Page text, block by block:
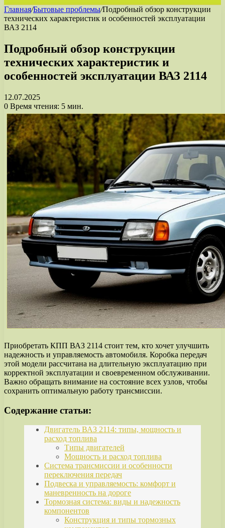
Главная/Бытовые проблемы/Подробный обзор конструкции
технических характеристик и особенностей эксплуатации
ВАЗ 2114
Подробный обзор конструкции
технических характеристик и
особенностей эксплуатации ВАЗ 2114
12.07.2025
0 Время чтения: 5 мин.
Приобретать КПП ВАЗ 2114 стоит тем, кто хочет улучшить
надежность и управляемость автомобиля. Коробка передач
этой модели рассчитана на длительную эксплуатацию при
корректной эксплуатации и своевременном обслуживании.
Важно обращать внимание на состояние всех узлов, чтобы
сохранить оптимальную работу трансмиссии.
Содержание статьи:
Двигатель ВАЗ 2114: типы, мощность и
расход топлива
Типы двигателей
Мощность и расход топлива
Система трансмиссии и особенности
переключения передач
Подвеска и управляемость: комфорт и
маневренность на дороге
Тормозная система: виды и надежность
компонентов
Конструкция и типы тормозных